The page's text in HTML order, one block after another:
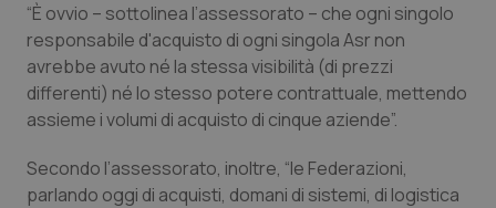
Valle D’Aosta
Veneto
Oncodermatologia
Oncoematologia
Oncologia & Nutrizione
Psoriasi & pelle
“È ovvio – sottolinea l’assessorato – che ogni singolo
responsabile d'acquisto di ogni singola Asr non
avrebbe avuto né la stessa visibilità (di prezzi
differenti) né lo stesso potere contrattuale, mettendo
assieme i volumi di acquisto di cinque aziende”.
Secondo l’assessorato, inoltre, “le Federazioni,
parlando oggi di acquisti, domani di sistemi, di logistica